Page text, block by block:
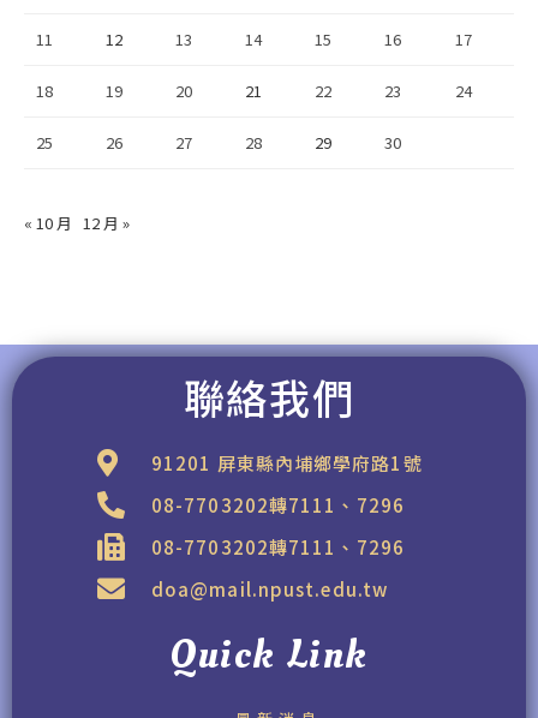
11 12 13 14 15 16 17
18 19 20 21 22 23 24
25 26 27 28 29 30
« 10 月 12 月 »
聯絡我們
91201 屏東縣內埔鄉學府路1號
08-7703202轉7111、7296
08-7703202轉7111、7296
doa@mail.npust.edu.tw
Quick Link